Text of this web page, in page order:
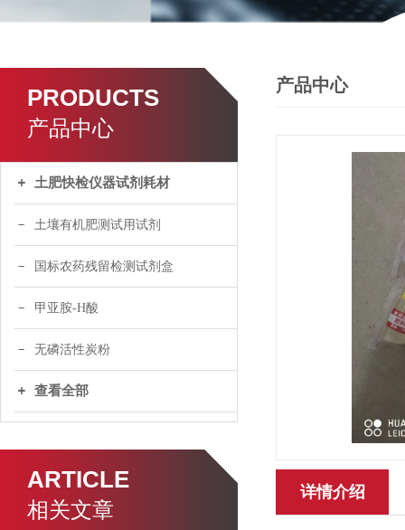
PRODUCTS
产品中心
土肥快检仪器试剂耗材
土壤有机肥测试用试剂
国标农药残留检测试剂盒
甲亚胺-H酸
无磷活性炭粉
查看全部
ARTICLE
相关文章
产品中心
详情介绍